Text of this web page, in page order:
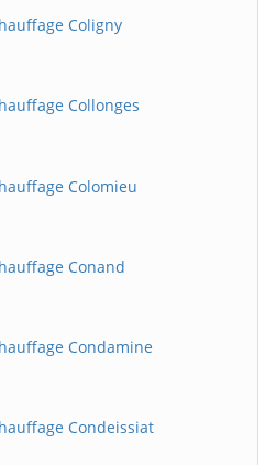
Coligny
Collonges
Colomieu
Conand
Condamine
Condeissiat